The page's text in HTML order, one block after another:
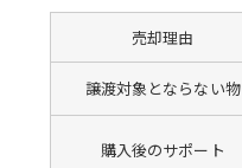
売却理由
譲渡対象とならない物
購入後のサポート